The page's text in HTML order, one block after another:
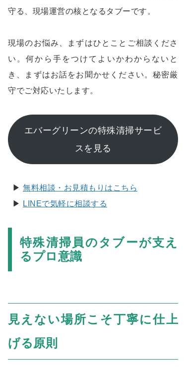
守る、現場運営の核となるタブーです。
現場のお悩み、まずはひとことご相談くださ
い。何から手をつけてよいかわからないと
き、まずはお話をお聞かせください。秘密厳
守でご対応いたします。
エバーグリーンの特殊清掃サービ
スを見る
▶︎ 無料相談・お見積もりはこちら
▶︎
LINEで気軽に相談する
特殊清掃員のタブーが支え
るプロ意識
見えない場所こそ丁寧に仕上
げる原則